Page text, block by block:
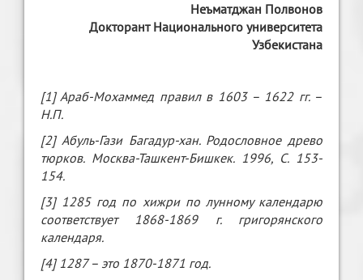
Неъматджан Полвонов
Докторант Национального университета
Узбекистана
[1] Араб-Мохаммед правил в 1603 – 1622 гг. –
Н.П.
[2] Абуль-Гази Багадур-хан. Родословное древо
тюрков. Москва-Ташкент-Бишкек. 1996, С. 153-
154.
[3] 1285 год по хижри по лунному календарю
соответствует 1868-1869 г. григорянского
календаря.
[4] 1287 – это 1870-1871 год.